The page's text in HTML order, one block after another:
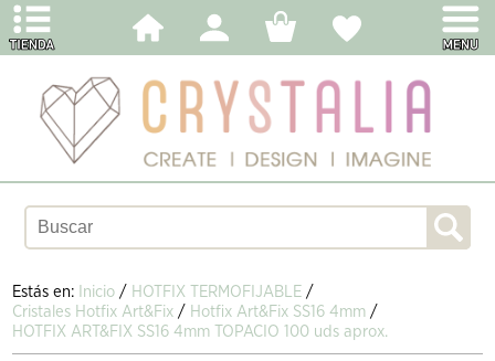
Estás en: Inicio / HOTFIX TERMOFIJABLE /
Cristales Hotfix Art&Fix / Hotfix Art&Fix SS16 4mm /
HOTFIX ART&FIX SS16 4mm TOPACIO 100 uds aprox.